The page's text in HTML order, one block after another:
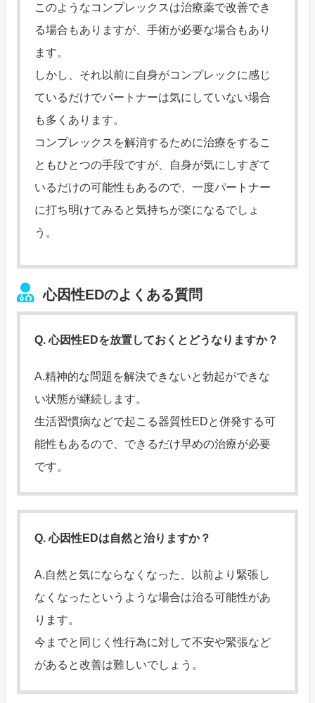
このようなコンプレックスは治療薬で改善でき
る場合もありますが、手術が必要な場合もあり
ます。
しかし、それ以前に自身がコンプレックに感じ
ているだけでパートナーは気にしていない場合
も多くあります。
コンプレックスを解消するために治療をするこ
ともひとつの手段ですが、自身が気にしすぎて
いるだけの可能性もあるので、一度パートナー
に打ち明けてみると気持ちが楽になるでしょ
う。
心因性EDのよくある質問
Q. 心因性EDを放置しておくとどうなりますか？
A.精神的な問題を解決できないと勃起ができな
い状態が継続します。
生活習慣病などで起こる器質性EDと併発する可
能性もあるので、できるだけ早めの治療が必要
です。
Q. 心因性EDは自然と治りますか？
A.自然と気にならなくなった、以前より緊張し
なくなったというような場合は治る可能性があ
ります。
今までと同じく性行為に対して不安や緊張など
があると改善は難しいでしょう。